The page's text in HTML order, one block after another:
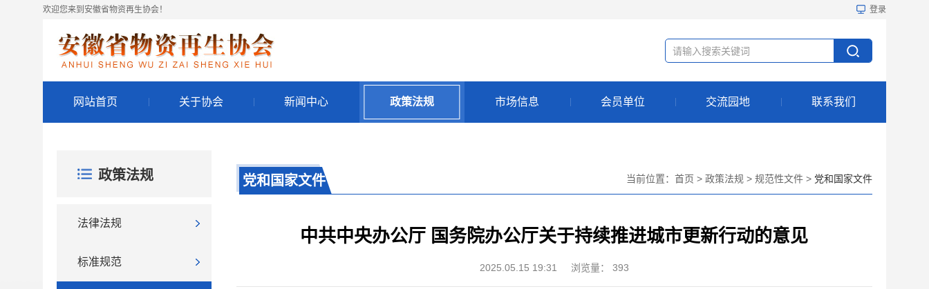
欢迎您来到安徽省物资再生协会！ 登录
网站首页 关于协会 新闻中心 政策法规 市场信息 会员单位 交流园地 联系我们
政策法规
法律法规
标准规范
党和国家文件 当前位置： 首页 > 政策法规 > 规范性文件 > 党和国家文件
中共中央办公厅 国务院办公厅关于持续推进城市更新行动的意见
2025.05.15 19:31 浏览量： 393